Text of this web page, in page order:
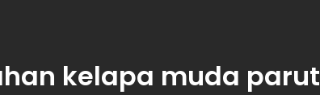
kelapa muda parut